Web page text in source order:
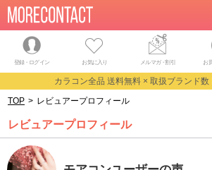
登録・ログイン お気に入り メルマガ・割引 お
カラコン全品 送料無料 × 取扱ブランド数
TOP > レビュアープロフィール
レビュアープロフィール